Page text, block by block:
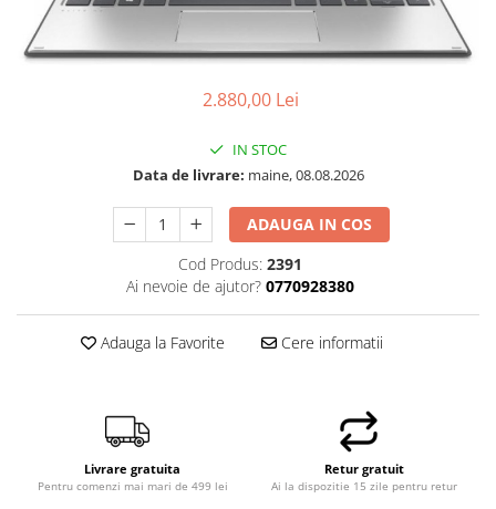
Incarcatoare laptop refurbished
Standuri și Coolere Laptop
Calculatoare Mini NOI
Calculatoare SECOND-HAND
Calculatoare GAMING
Calculatoare RENEW
Hard Disk-uri Desktop
Procesoare
2.880,00 Lei
IN STOC
Data de livrare: maine, 08.08.2026
ADAUGA IN COS
Cod Produs: 2391
Ai nevoie de ajutor? 0770928380
Adauga la Favorite Cere informatii
Livrare gratuita
Pentru comenzi mai mari de 499 lei
Retur gratuit
Ai la dispozitie 15 zile pentru retur